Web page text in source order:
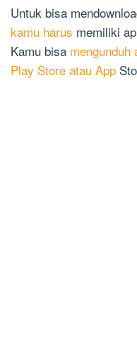
Untuk bisa
kamu harus memiliki
Kamu bisa mengunduh
Play Store atau App